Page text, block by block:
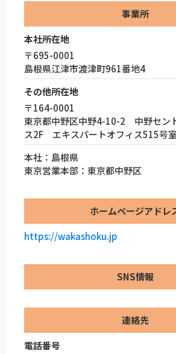
事業所
本社所在地
〒695-0001
島根県江津市渡津町961番地4
その他所在地
〒164-0001
東京都中野区中野4-10-2 中野セン
ス2F エキスパートオフィス515号室
本社：島根県
東京営業本部：東京都中野区
ホームページアドレ
https://wakashoku.jp
SNS情報
連絡先
電話番号